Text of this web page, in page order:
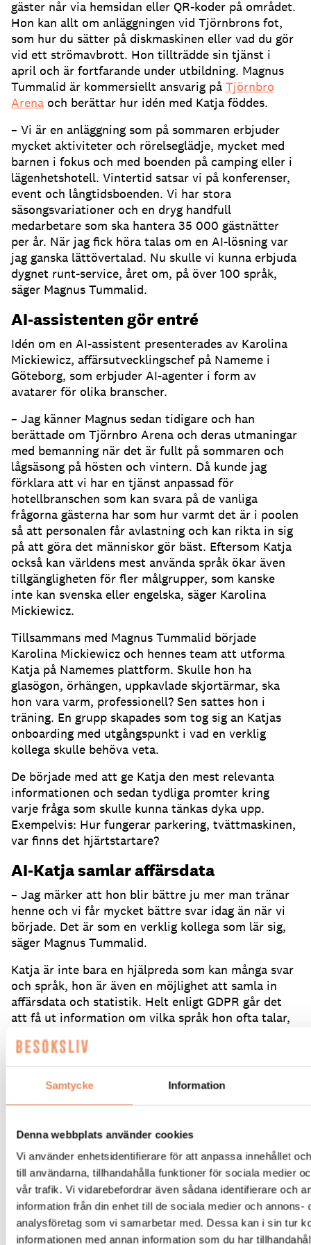
Samtycke Information
Denna webbplats använder cookies
Vi använder enhetsidentifierare för att anpassa innehållet
till användarna, tillhandahålla funktioner för sociala medier
vår trafik. Vi vidarebefordrar även sådana identifierare och
information från din enhet till de sociala medier och annons-
analysföretag som vi samarbetar med. Dessa kan i sin tur
informationen med annan information som du har
gäster når via hemsidan eller QR-koder på området.
Hon kan allt om anläggningen vid Tjörnbrons fot,
som hur du sätter på diskmaskinen eller vad du gör
vid ett strömavbrott. Hon tillträdde sin tjänst i
april och är fortfarande under utbildning. Magnus
Tummalid är kommersiellt ansvarig på Tjörnbro
Arena och berättar hur idén med Katja föddes.
– Vi är en anläggning som på sommaren erbjuder
mycket aktiviteter och rörelseglädje, mycket med
barnen i fokus och med boenden på camping eller i
lägenhetshotell. Vintertid satsar vi på konferenser,
event och långtidsboenden. Vi har stora
säsongsvariationer och en dryg handfull
medarbetare som ska hantera 35 000 gästnätter
per år. När jag fick höra talas om en AI-lösning var
jag ganska lättövertalad. Nu skulle vi kunna erbjuda
dygnet runt-service, året om, på över 100 språk,
säger Magnus Tummalid.
AI-assistenten gör entré
Idén om en AI-assistent presenterades av Karolina
Mickiewicz, affärsutvecklingschef på Nameme i
Göteborg, som erbjuder AI-agenter i form av
avatarer för olika branscher.
– Jag känner Magnus sedan tidigare och han
berättade om Tjörnbro Arena och deras utmaningar
med bemanning när det är fullt på sommaren och
lågsäsong på hösten och vintern. Då kunde jag
förklara att vi har en tjänst anpassad för
hotellbranschen som kan svara på de vanliga
frågorna gästerna har som hur varmt det är i poolen
så att personalen får avlastning och kan rikta in sig
på att göra det människor gör bäst. Eftersom Katja
också kan världens mest använda språk ökar även
tillgängligheten för fler målgrupper, som kanske
inte kan svenska eller engelska, säger Karolina
Mickiewicz.
Tillsammans med Magnus Tummalid började
Karolina Mickiewicz och hennes team att utforma
Katja på Namemes plattform. Skulle hon ha
glasögon, örhängen, uppkavlade skjortärmar, ska
hon vara varm, professionell? Sen sattes hon i
träning. En grupp skapades som tog sig an Katjas
onboarding med utgångspunkt i vad en verklig
kollega skulle behöva veta.
De började med att ge Katja den mest relevanta
informationen och sedan tydliga promter kring
varje fråga som skulle kunna tänkas dyka upp.
Exempelvis: Hur fungerar parkering, tvättmaskinen,
var finns det hjärtstartare?
AI-Katja samlar affärsdata
– Jag märker att hon blir bättre ju mer man tränar
henne och vi får mycket bättre svar idag än när vi
började. Det är som en verklig kollega som lär sig,
säger Magnus Tummalid.
Katja är inte bara en hjälpreda som kan många svar
och språk, hon är även en möjlighet att samla in
affärsdata och statistik. Helt enligt GDPR går det
att få ut information om vilka språk hon ofta talar,
besökare är intresserade av.
som det är omöjligt att komma ihåg och föra
statistik på i huvudet.
de fattar ett beslut eller när de är på plats.